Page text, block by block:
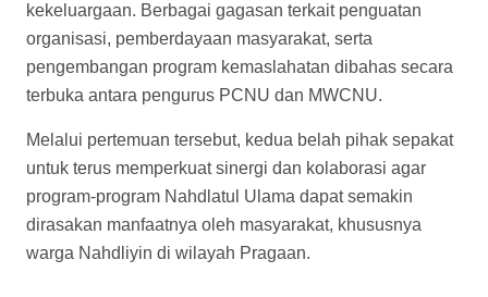
kekeluargaan. Berbagai gagasan terkait penguatan
organisasi, pemberdayaan masyarakat, serta
pengembangan program kemaslahatan dibahas secara
terbuka antara pengurus PCNU dan MWCNU.
Melalui pertemuan tersebut, kedua belah pihak sepakat
untuk terus memperkuat sinergi dan kolaborasi agar
program-program Nahdlatul Ulama dapat semakin
dirasakan manfaatnya oleh masyarakat, khususnya
warga Nahdliyin di wilayah Pragaan.